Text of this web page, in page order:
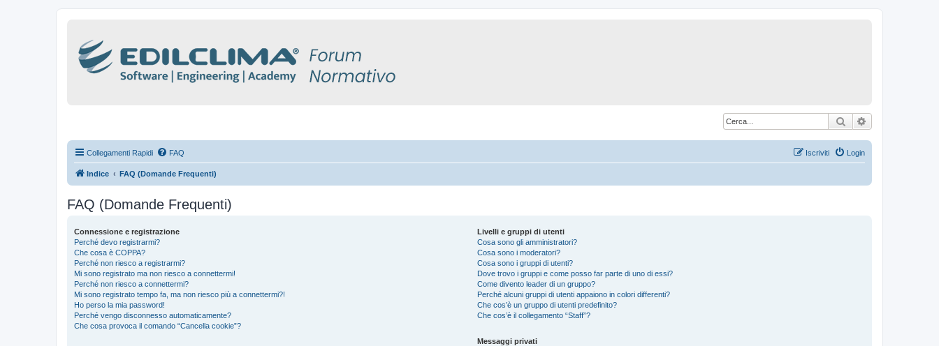
Cerca
Collegamenti Rapidi FAQ Login
Iscriviti
Indice FAQ (Domande Frequenti)
FAQ (Domande Frequenti)
Connessione e registrazione
Perché devo registrarmi?
Che cosa è COPPA?
Perché non riesco a registrarmi?
Mi sono registrato ma non riesco a connettermi!
Perché non riesco a connettermi?
Mi sono registrato tempo fa, ma non riesco più a connettermi?!
Ho perso la mia password!
Perché vengo disconnesso automaticamente?
Che cosa provoca il comando “Cancella cookie”?
Livelli e gruppi di utenti
Cosa sono gli amministratori?
Cosa sono i moderatori?
Cosa sono i gruppi di utenti?
Dove trovo i gruppi e come posso far parte di uno di essi?
Come divento leader di un gruppo?
Perché alcuni gruppi di utenti appaiono in colori differenti?
Che cos’è un gruppo di utenti predefinito?
Che cos’è il collegamento “Staff”?
Messaggi privati